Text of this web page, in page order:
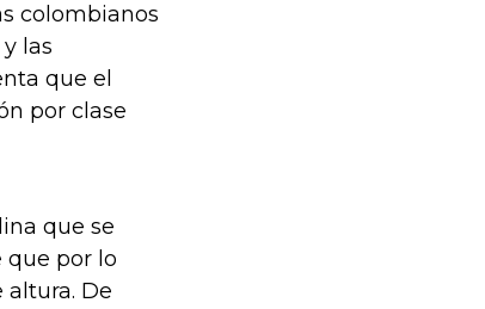
colombianos
las
que el
por clase
que se
que por lo
De